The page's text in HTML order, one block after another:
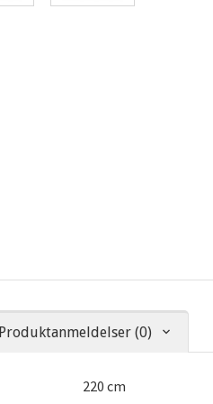
Produktanmeldelser (0)
220 cm